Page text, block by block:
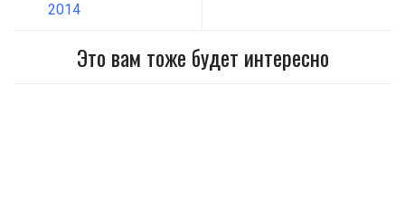
2014
Это вам тоже будет интересно